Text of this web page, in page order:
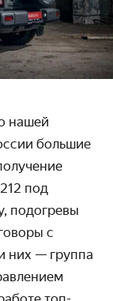
нашей
большие
под
подогревы
с
них — группа